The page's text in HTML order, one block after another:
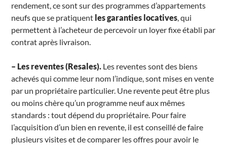
rendement, ce sont sur des programmes d’appartements
neufs que se pratiquent les garanties locatives, qui
permettent à l’acheteur de percevoir un loyer fixe établi par
contrat après livraison.
– Les reventes (Resales). Les reventes sont des biens
achevés qui comme leur nom l’indique, sont mises en vente
par un propriétaire particulier. Une revente peut être plus
ou moins chère qu’un programme neuf aux mêmes
standards : tout dépend du propriétaire. Pour faire
l’acquisition d’un bien en revente, il est conseillé de faire
plusieurs visites et de comparer les offres pour avoir le